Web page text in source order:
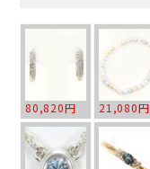
80,820円 21,080円